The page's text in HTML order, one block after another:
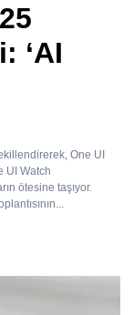
‘AI
One UI
UI Watch
ötesine taşıyor.